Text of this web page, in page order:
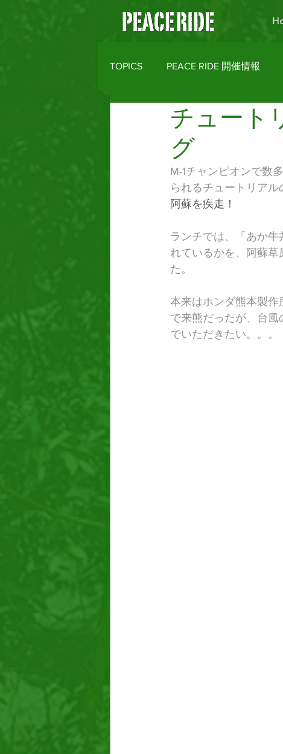
TOPICS PEACE RIDE 開催情報
バイクライフトピックス
MOTO CLOTHES
チュート
グ
M-1チャンピオンで数
られるチュートリアル
阿蘇を疾走！
ランチでは、「あか
れているかを、阿蘇
た。
本来はホンダ熊本製作
で来熊だったが、台
でいただきたい。。。